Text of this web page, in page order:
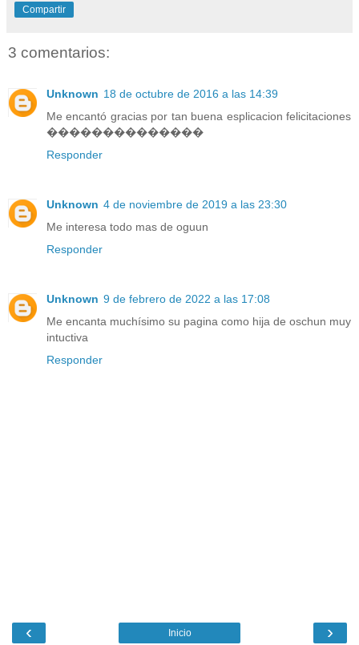
Compartir
3 comentarios:
Unknown 18 de octubre de 2016 a las 14:39
Me encantó gracias por tan buena esplicacion felicitaciones
��������������
Responder
Unknown 4 de noviembre de 2019 a las 23:30
Me interesa todo mas de oguun
Responder
Unknown 9 de febrero de 2022 a las 17:08
Me encanta muchísimo su pagina como hija de oschun muy
intuctiva
Responder
‹ ›
Inicio